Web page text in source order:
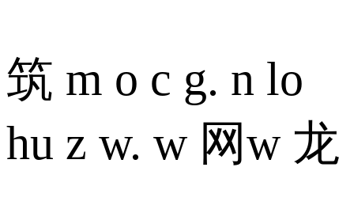
筑 m o c g. n lo
hu z w. w 网w 龙